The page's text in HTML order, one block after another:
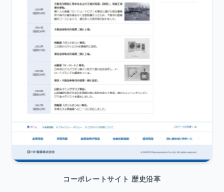
コーポレートサイト 歴史沿革